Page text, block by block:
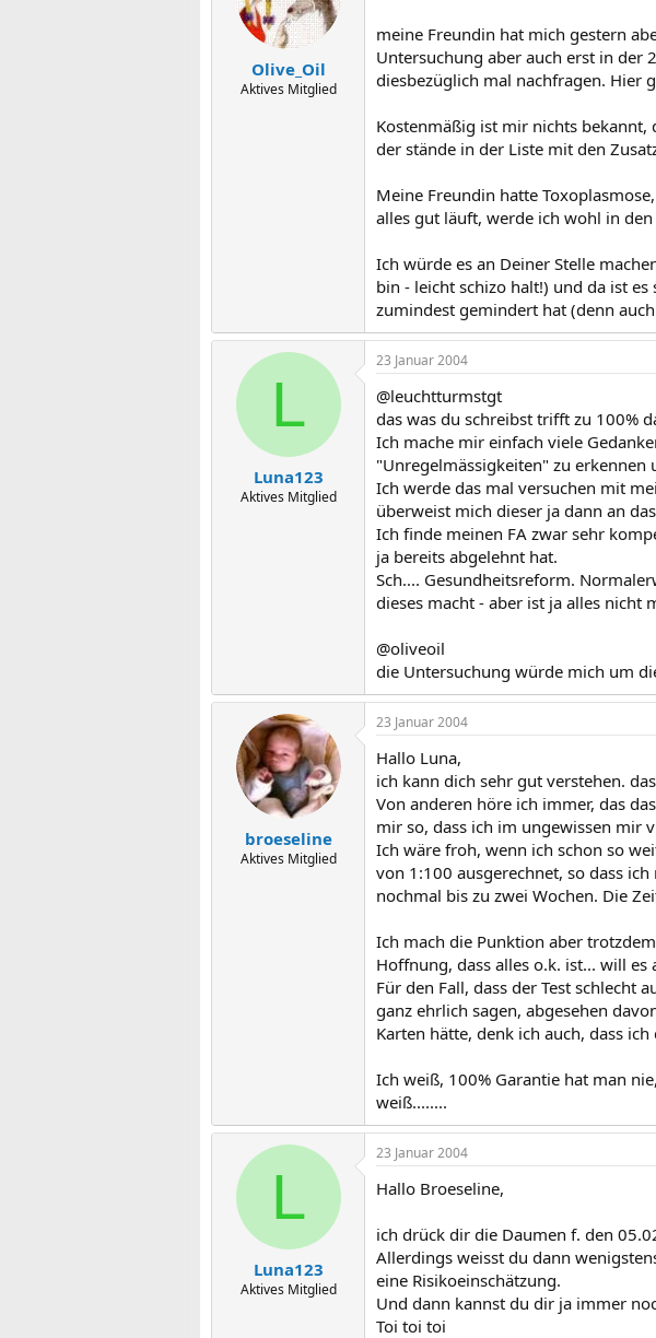
Olive_Oil
Aktives Mitglied
meine Freundin hat mich gestern
Untersuchung aber auch erst in der
diesbezüglich mal nachfragen. Hier
Kostenmäßig ist mir nichts bekannt,
der stände in der Liste mit den
Meine Freundin hatte
alles gut läuft, werde ich wohl in
Ich würde es an Deiner Stelle
bin - leicht schizo halt!) und da ist
zumindest gemindert hat (denn
L
Luna123
Aktives Mitglied
23 Januar 2004
@leuchtturmstgt
das was du schreibst trifft zu 100%
Ich mache mir einfach viele
"Unregelmässigkeiten" zu erkennen
Ich werde das mal versuchen mit
überweist mich dieser ja dann an
Ich finde meinen FA zwar sehr
ja bereits abgelehnt hat.
Sch.... Gesundheitsreform.
dieses macht - aber ist ja alles nicht
@oliveoil
die Untersuchung würde mich um
broeseline
Aktives Mitglied
23 Januar 2004
Hallo Luna,
ich kann dich sehr gut verstehen.
Von anderen höre ich immer, das
mir so, dass ich im ungewissen mir
Ich wäre froh, wenn ich schon so
von 1:100 ausgerechnet, so dass
nochmal bis zu zwei Wochen. Die
Ich mach die Punktion aber
Hoffnung, dass alles o.k. ist... will es
Für den Fall, dass der Test schlecht
ganz ehrlich sagen, abgesehen
Karten hätte, denk ich auch, dass
Ich weiß, 100% Garantie hat man
weiß........
L
Luna123
Aktives Mitglied
23 Januar 2004
Hallo Broeseline,
ich drück dir die Daumen f. den
Allerdings weisst du dann
eine Risikoeinschätzung.
Und dann kannst du dir ja immer
Toi toi toi